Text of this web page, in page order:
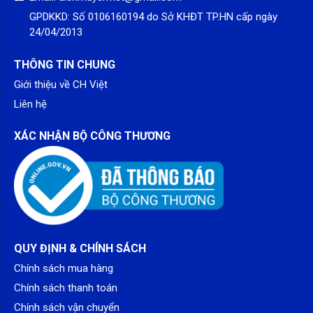
máy nén.
Nhờ vào việc kiểm soát chênh lệch nhiệt độ với độ chính xác
bảo sức khỏe người dùng.
Làm lạnh, sưởi ấm cực nhanh
Chức năng làm lạnh là giá trị cốt lõi của bất kỳ hãng điều hòa
nào. Chúng ta thấy rằng hãng điều hòa nào cũng đưa ra thông
điệp làm lạnh nhanh, tuy nhiên mát lạnh sâu thì không phải
GPDKKD: Số 0106160194 do Sở KHĐT TP.HN cấp ngày
24/04/2013
THÔNG TIN CHUNG
Giới thiệu về CH Việt
Liên hệ
XÁC NHẬN BỘ CÔNG THƯƠNG
QUY ĐỊNH & CHÍNH SÁCH
Chính sách mua hàng
Chính sách thanh toán
Chính sách vận chuyển